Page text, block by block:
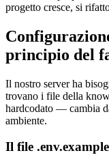
progetto cresce, si
principio del
Il nostro server ha
trovano i file della
hardcodato — cambia
ambiente.
Il file